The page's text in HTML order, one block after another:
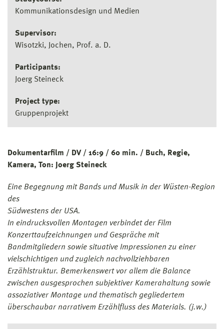
Kommunikationsdesign und Medien
Supervisor:
Wisotzki, Jochen, Prof. a. D.
Participants:
Joerg Steineck
Project type:
Gruppenprojekt
Dokumentarfilm / DV / 16:9 / 60 min. / Buch, Regie,
Kamera, Ton: Joerg Steineck
Eine Begegnung mit Bands und Musik in der Wüsten-Region
des
Südwestens der USA.
In eindrucksvollen Montagen verbindet der Film
Konzerttaufzeichnungen und Gespräche mit
Bandmitgliedern sowie situative Impressionen zu einer
vielschichtigen und zugleich nachvollziehbaren
Erzählstruktur. Bemerkenswert vor allem die Balance
zwischen ausgesprochen subjektiver Kamerahaltung sowie
assoziativer Montage und thematisch gegliedertem
überschaubar narrativem Erzählfluss des Materials. (j.w.)